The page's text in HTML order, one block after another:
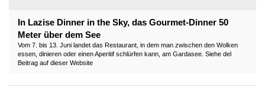
In Lazise Dinner in the Sky, das Gourmet-Dinner 50
Meter über dem See
Vom 7. bis 13. Juni landet das Restaurant, in dem man zwischen den Wolken
essen, dinieren oder einen Aperitif schlürfen kann, am Gardasee. Siehe del
Beitrag auf dieser Website